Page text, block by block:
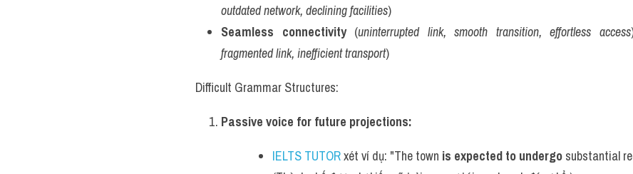
outdated network, declining facilities)
Seamless connectivity (uninterrupted link, smooth transition, effortless access
fragmented link, inefficient transport)
Difficult Grammar Structures:
Passive voice for future projections:
IELTS TUTOR xét ví dụ: "The town is expected to undergo substantial